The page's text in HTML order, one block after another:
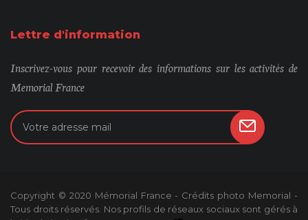
Lettre d'information
Inscrivez-vous pour recevoir des informations sur les activités de
Memorial France
Copyright © 2020 Mémorial France - Crédits photo Memorial -
Tous droits réservés. Nos profils de réseaux sociaux sont gérés à